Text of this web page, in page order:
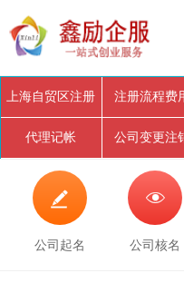
上海自贸区注册 注册流程费
代理记帐 公司变更注

公司起名

公司核名